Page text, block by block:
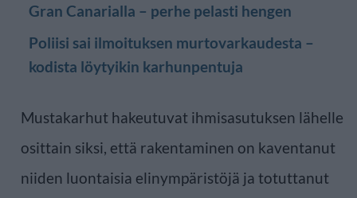
Gran Canarialla – perhe pelasti hengen
Poliisi sai ilmoituksen murtovarkaudesta –
kodista löytyikin karhunpentuja
Mustakarhut hakeutuvat ihmisasutuksen lähelle
osittain siksi, että rakentaminen on kaventanut
niiden luontaisia elinympäristöjä ja totuttanut